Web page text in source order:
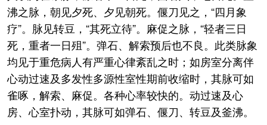
沸之脉，朝见夕死、夕见朝死。偃刀见之，“四月象
疗”。脉见转豆，“其死立待”。麻促之脉，“轻者三日
死，重者一日殂”。弹石、解索预后也不良。此类脉象
均见于重危病人有严重心律紊乱之时；如房室分离伴
心动过速及多发性多源性室性期前收缩时，其脉可如
雀啄，解索、麻促。各种心率较快的。动过速及心
房、心室扑动，其脉可如弹石、偃刀、转豆及釜沸。